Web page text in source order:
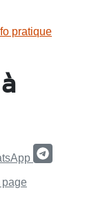
pratique
page